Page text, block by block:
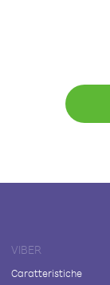
VIBER
Caratteristiche